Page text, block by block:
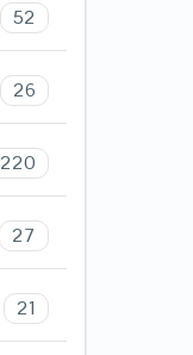
52
26
220
27
21